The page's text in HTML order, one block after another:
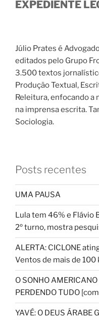
EXPEDIENTE
Júlio Prates é
editados pelo Grupo
3.500 textos
Produção Textual,
Releitura, enfocando a
na imprensa escrita.
Sociologia.
Posts recentes
UMA PAUSA
Lula tem 46% e Flávio
2º turno, mostra
ALERTA: CICLONE
Ventos de mais de
O SONHO
PERDENDO TUDO
YAVÉ: O DEUS ÁRABE